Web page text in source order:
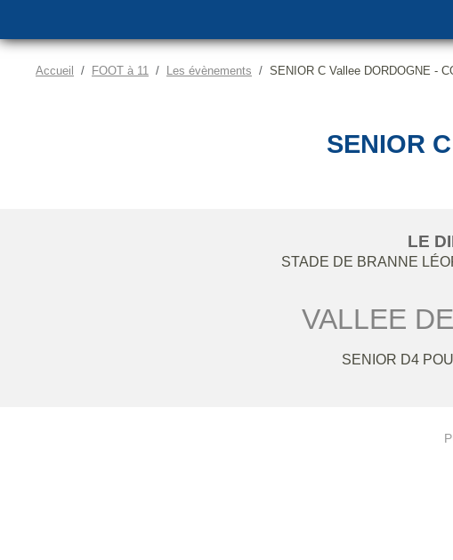
Accueil FOOT à 11 Les évènements SENIOR C Vallee DORDOGNE -
SENIOR
LE
STADE DE BRANNE
VALLEE
SENIOR D4